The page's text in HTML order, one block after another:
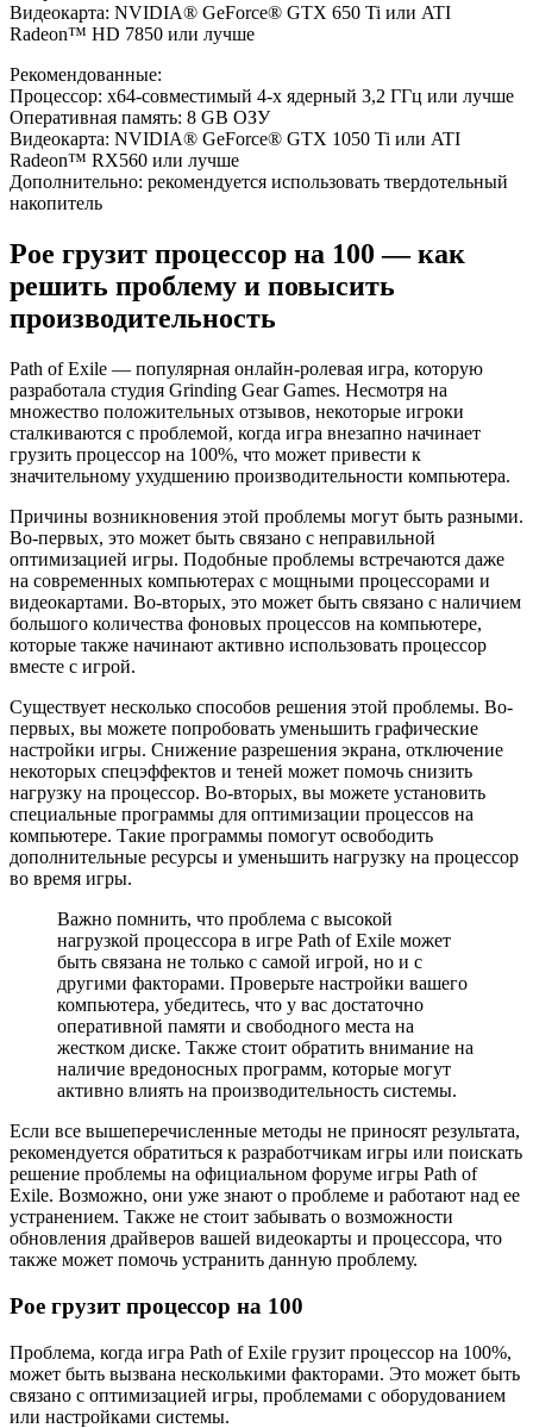
Видеокарта: NVIDIA® GeForce® GTX 650 Ti или ATI
Radeon™ HD 7850 или лучше
Рекомендованные:
Процессор: x64-совместимый 4-х ядерный 3,2 ГГц или лучше
Оперативная память: 8 GB ОЗУ
Видеокарта: NVIDIA® GeForce® GTX 1050 Ti или ATI
Radeon™ RX560 или лучше
Дополнительно: рекомендуется использовать твердотельный
накопитель
Poe грузит процессор на 100 — как
решить проблему и повысить
производительность
Path of Exile — популярная онлайн-ролевая игра, которую
разработала студия Grinding Gear Games. Несмотря на
множество положительных отзывов, некоторые игроки
сталкиваются с проблемой, когда игра внезапно начинает
грузить процессор на 100%, что может привести к
значительному ухудшению производительности компьютера.
Причины возникновения этой проблемы могут быть разными.
Во-первых, это может быть связано с неправильной
оптимизацией игры. Подобные проблемы встречаются даже
на современных компьютерах с мощными процессорами и
видеокартами. Во-вторых, это может быть связано с наличием
большого количества фоновых процессов на компьютере,
которые также начинают активно использовать процессор
вместе с игрой.
Существует несколько способов решения этой проблемы. Во-
первых, вы можете попробовать уменьшить графические
настройки игры. Снижение разрешения экрана, отключение
некоторых спецэффектов и теней может помочь снизить
нагрузку на процессор. Во-вторых, вы можете установить
специальные программы для оптимизации процессов на
компьютере. Такие программы помогут освободить
дополнительные ресурсы и уменьшить нагрузку на процессор
во время игры.
Важно помнить, что проблема с высокой
нагрузкой процессора в игре Path of Exile может
быть связана не только с самой игрой, но и с
другими факторами. Проверьте настройки вашего
компьютера, убедитесь, что у вас достаточно
оперативной памяти и свободного места на
жестком диске. Также стоит обратить внимание на
наличие вредоносных программ, которые могут
активно влиять на производительность системы.
Если все вышеперечисленные методы не приносят результата,
рекомендуется обратиться к разработчикам игры или поискать
решение проблемы на официальном форуме игры Path of
Exile. Возможно, они уже знают о проблеме и работают над ее
устранением. Также не стоит забывать о возможности
обновления драйверов вашей видеокарты и процессора, что
также может помочь устранить данную проблему.
Poe грузит процессор на 100
Проблема, когда игра Path of Exile грузит процессор на 100%,
может быть вызвана несколькими факторами. Это может быть
связано с оптимизацией игры, проблемами с оборудованием
или настройками системы.